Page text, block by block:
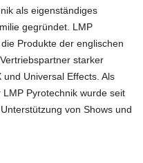
als eigenständiges
gegründet. LMP
Produkte der englischen
starker
Universal Effects. Als
Pyrotechnik wurde seit
von Shows und